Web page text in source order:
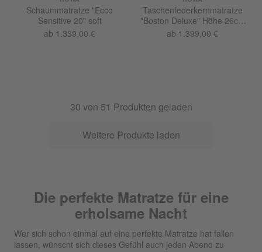
Schaummatratze "Ecco
Sensitive 20" soft
ab 1.339,00 €
Taschenfederkernmatratze
"Boston Deluxe" Höhe 26cm
medium
ab 1.399,00 €
30 von 51 Produkten geladen
Weitere Produkte laden
Die perfekte Matratze für eine
erholsame Nacht
Wer sich schon einmal auf eine perfekte Matratze hat fallen
lassen, wünscht sich dieses Gefühl auch jeden Abend zu